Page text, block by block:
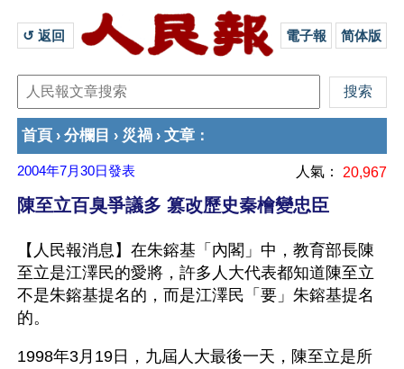
↺ 返回 電子報 简体版
首頁 › 分欄目 › 災禍 › 文章 ：
2004年7月30日發表 人氣： 20,967
陳至立百臭爭議多 篡改歷史秦檜變忠臣
【人民報消息】在朱鎔基「內閣」中，教育部長陳
至立是江澤民的愛將，許多人大代表都知道陳至立
不是朱鎔基提名的，而是江澤民「要」朱鎔基提名
的。
1998年3月19日，九屆人大最後一天，陳至立是所